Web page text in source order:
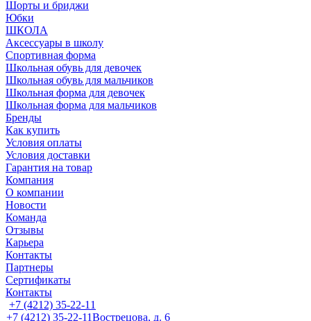
Шорты и бриджи
Юбки
ШКОЛА
Аксессуары в школу
Спортивная форма
Школьная обувь для девочек
Школьная обувь для мальчиков
Школьная форма для девочек
Школьная форма для мальчиков
Бренды
Как купить
Условия оплаты
Условия доставки
Гарантия на товар
Компания
О компании
Новости
Команда
Отзывы
Карьера
Контакты
Партнеры
Сертификаты
Контакты
+7 (4212) 35-22-11
+7 (4212) 35-22-11Вострецова, д. 6